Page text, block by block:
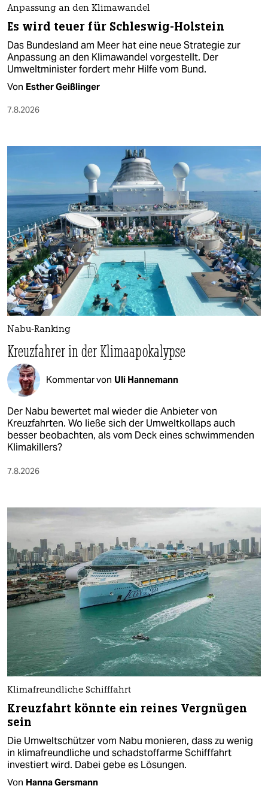
Anpassung an den Klimawandel
Es wird teuer für Schleswig-Holstein
Das Bundesland am Meer hat eine neue Strategie zur
Anpassung an den Klimawandel vorgestellt. Der
Umweltminister fordert mehr Hilfe vom Bund.
Von Esther Geißlinger
7.8.2026
Nabu-Ranking
Kreuzfahrer in der Klimaapokalypse
Kommentar von Uli Hannemann
Der Nabu bewertet mal wieder die Anbieter von
Kreuzfahrten. Wo ließe sich der Umweltkollaps auch
besser beobachten, als vom Deck eines schwimmenden
Klimakillers?
7.8.2026
Klimafreundliche Schifffahrt
Kreuzfahrt könnte ein reines Vergnügen
sein
Die Umweltschützer vom Nabu monieren, dass zu wenig
in klimafreundliche und schadstoffarme Schifffahrt
investiert wird. Dabei gebe es Lösungen.
Von Hanna Gersmann